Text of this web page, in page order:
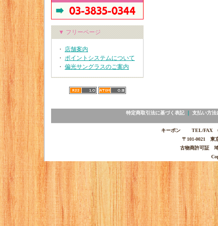
▼ フリーページ
・ 店舗案内
・ ポイントシステムについて
・ 偏光サングラスのご案内
特定商取引法に基づく表記｜ 支払い方法
キーポン TEL/FAX
〒101-0021 東
古物商許可証